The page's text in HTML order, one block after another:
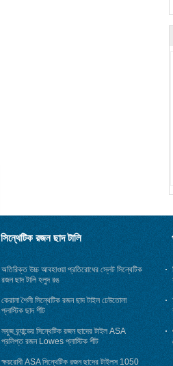
সিন্থেটিক রজন ছাদ টালি
অতিরিক্ত উচ্চ আবহাওয়া প্রতিরোধের স্লেট সিন্থেটিক
রজন ছাদ টালি হলুদ রঙ
কেরালা শৈলী সিন্থেটিক রজন ছাদ টাইল ঢেউতোলা
প্লাস্টিক ছাদ শীট
সবুজ ব্র্যান্ডের সিন্থেটিক রজন ছাদের টাইল ASA
প্রলিপ্ত রজন Lowes প্লাস্টিক শীট
ক্ষয়রোধী ASA সিন্থেটিক রজন ছাদের টাইলস 1050